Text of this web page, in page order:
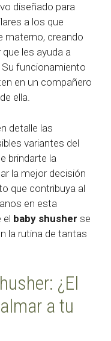
diseñado para
a los que
materno, creando
les ayuda a
funcionamiento
en un compañero
ella.
detalle las
variantes del
brindarte la
la mejor decisión
que contribuya al
en esta
el baby shusher se
la rutina de tantas
¿El
a tu